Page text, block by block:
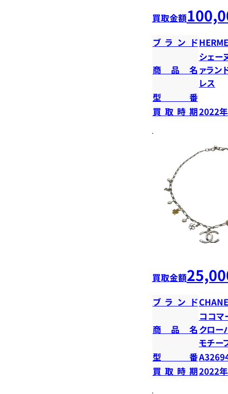
買取金額
ブランド
商品名
シェー
ァラン
レス
型番
買取時期2022
買取金額
ブランド
商品名
ココマ
クロー
モチー
型番
買取時期2022